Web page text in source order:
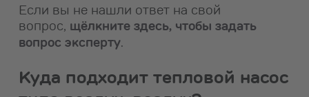
Если вы не нашли ответ на свой
вопрос, щёлкните здесь, чтобы задать
вопрос эксперту.
Куда подходит тепловой насос